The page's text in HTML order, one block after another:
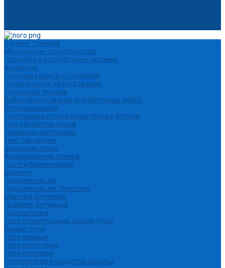
Каталог товаров
Монолитное строительство
Опалубка и опалубочные системы
Арматура
Системы защиты от падения
Строительное оборудование
Дорожная техника
Виброоборудование для бетонных работ
Бетономешалки
Для приема и подачи раствора и бетона
Для обработки полов
Укрывные материалы
Тент тарпаулин
Фасадная сетка
Армированная пленка
Пологи брезентовые
Брезент
Гидроизоляция
Гидроизоляция Пенетрон
Мастика битумная
Праймер битумный
Гидрошпонка
Леса строительные, вышки-туры
Вышки-туры
Леса рамные
Леса хомутовые
Леса клиновые
Спецодежда и средства защиты